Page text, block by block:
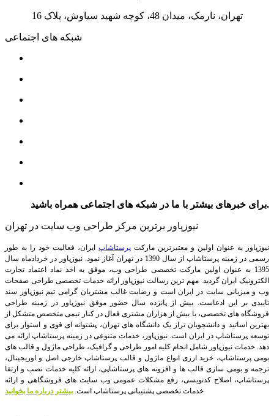
تهران، نارمک، میدان 48، کوچه شهید سیاوش، پلاک 16
شبکه های اجتماعی
برای خبرهای بیشتر با ما در شبکه های اجتماعی همراه باشید.
نیوزپاور برترین مرکز طراحی وب سایت در تهران
نیوزپاور به عنوان اولین و معتبرترین مارکت پرستاشاپ ایران، فعالیت خود را به طور
رسمی در زمینه پرستاشاپ از سال 1390 در تهران آغاز نمود. نیوزپاور در خردادماه سال
1395 به عنوان اولین مارکت تخصصی طراحی وب، موفق به اخذ نماد اعتماد تجارت
الکترونیک ایران گردید. مهم ترین رسالت نیوزپاور ارائه خدمات تخصصی طراحی صفحات
وب و میزبانی سایت در ایران است و رضایت غالب مشتریان گرامی تیم نیوزپاور سند
تاییدی بر این ادعاست. بیش از پانزده سال حضور موفق نیوزپاور در زمینه طراحی
فروشگاه های تخصصی، با بیش از هزاران مشتری فعال در کنار تیمی متخصص متشکل از
بهترین اساتید و دانشجویان تراز یک دانشگاه های تهران، پشتوانه ای قوی و استوار برای
توسعه پرستاشاپ در ایران است.نیوزپاور، خدمات متنوعی در زمینه پرستاشاپ ارائه می
دهد. خدمات نیوزپاور شامل انجام کلیه امور طراحی و گرافیک، طراحی ماژول و قالب های
بومی پرستاشاپ، خرید ارزی انواع ماژول و قالب پرستاشاپ خارجی اصل و اوریجینال،
ترجمه و بومی سازی قالب ها و افزونه های پرستاشاپی، ارائه کلیه خدمات نصب و ارتقا
پرستاشاپ، اصلاح کدنویسی، رفع مشکلات عمومی وب سایت های فروشگاهی و ارائه
خدمات تخصصی پشتیبانی پرستاشاپ است. بیشتر درباره ما بخوانید